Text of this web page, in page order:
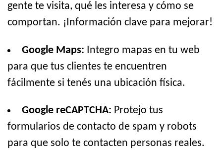
gente te visita, qué les interesa y cómo se
comportan. ¡Información clave para mejorar!
Google Maps: Integro mapas en tu web
para que tus clientes te encuentren
fácilmente si tenés una ubicación física.
Google reCAPTCHA: Protejo tus
formularios de contacto de spam y robots
para que solo te contacten personas reales.